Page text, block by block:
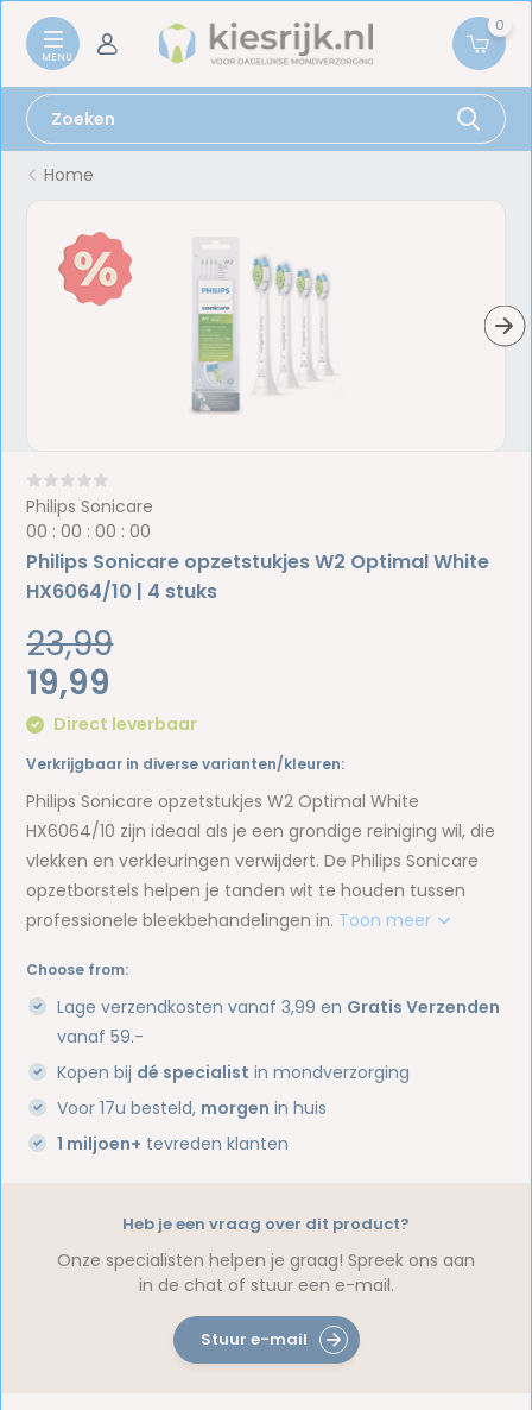
0
Home
Philips Sonicare
00 :00 :00 :00
Philips Sonicare opzetstukjes W2 Optimal White
HX6064/10 | 4 stuks
23,99
19,99
Direct leverbaar
Verkrijgbaar in diverse varianten/kleuren:
Philips Sonicare opzetstukjes W2 Optimal White
HX6064/10 zijn ideaal als je een grondige reiniging wil, die
vlekken en verkleuringen verwijdert. De Philips Sonicare
opzetborstels helpen je tanden wit te houden tussen
professionele bleekbehandelingen in. Toon meer
Choose from:
Lage verzendkosten vanaf 3,99 en Gratis Verzenden
vanaf 59.-
Kopen bij dé specialist in mondverzorging
Voor 17u besteld, morgen in huis
1 miljoen+ tevreden klanten
Heb je een vraag over dit product?
Onze specialisten helpen je graag! Spreek ons aan
in de chat of stuur een e-mail.
Stuur e-mail